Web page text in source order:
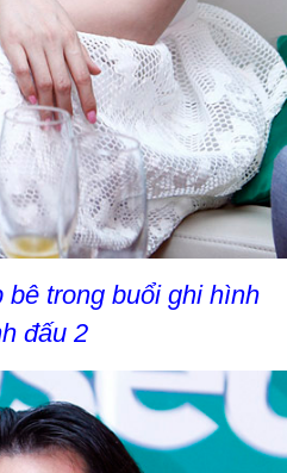
trong buổi ghi hình
đấu 2